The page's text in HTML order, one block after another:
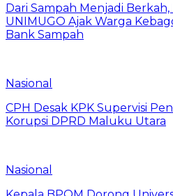
Dari Sampah Menjadi
UNIMUGO Ajak Warga
Bank Sampah
Nasional
CPH Desak KPK Supervisi
Korupsi DPRD Maluku Utara
Nasional